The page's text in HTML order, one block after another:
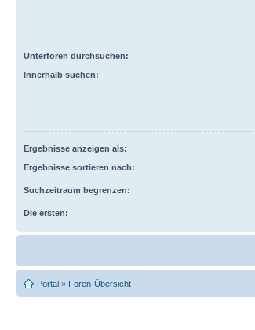
Unterforen durchsuchen:
Innerhalb suchen:
Ergebnisse anzeigen als:
Ergebnisse sortieren nach:
Suchzeitraum begrenzen:
Die ersten:
Portal » Foren-Übersicht